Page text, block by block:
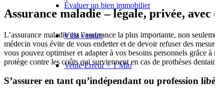
Évaluer un bien immobilier
Villa vendre
Vente Erreur < 1 Mio
Assurance maladie – légale, privée,
L’assurance maladie est l’assurance la plus importante, non
médecin vous évite de vous endetter et de devoir refuser des
vous pouvez optimiser et adapter à vos besoins personnels grâce
protège contre les coûts qui surviennent en cas de prothèses
S’assurer en tant qu’indépendant ou profession